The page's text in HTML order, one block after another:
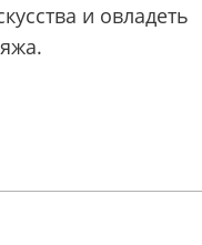
и овладеть